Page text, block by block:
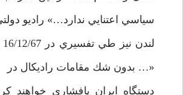
سياسي اعتنايي ندارد…» راديو
«… بدون شك مقامات راديكال در
دستگاه ايران پافشاري خواهند